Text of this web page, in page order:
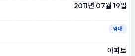
2011년 07월 19일
임대
아파트